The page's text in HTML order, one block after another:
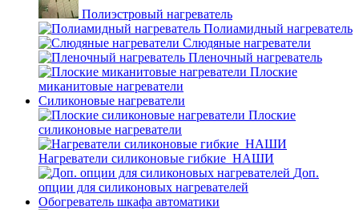
Полиэстровый нагреватель
Полиамидный нагреватель
Слюдяные нагреватели
Пленочный нагреватель
Плоские
миканитовые нагреватели
Силиконовые нагреватели
Плоские
силиконовые нагреватели
Нагреватели силиконовые гибкие_НАШИ
Доп.
опции для силиконовых нагревателей
Обогреватель шкафа автоматики